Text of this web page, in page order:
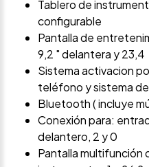
Tablero de
configurable
Pantalla de
9,2 " delantera y 23,4
Sistema activacion
teléfono y sistema
Bluetooth ( incluye
Conexión para:
delantero, 2 y 0
Pantalla multifunción